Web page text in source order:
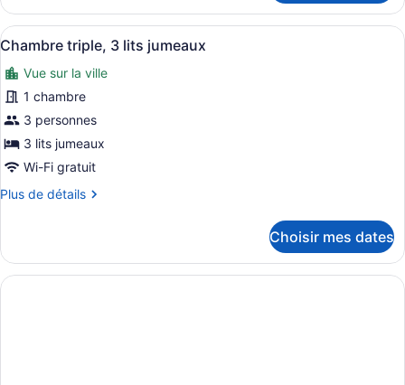
familiale
Chambre
triple
familiale
Afficher
toutes
les
photos
pour
ce
type
chambre :
3
lits
Une chambre d’hôtel avec un lit,
8
Chambre triple, 3 lits jumeaux
Vue sur la ville
1 chambre
3 personnes
3 lits jumeaux
Wi-Fi gratuit
Plus de détails
Plus
Chambre
triple,
3
Choisir mes dates